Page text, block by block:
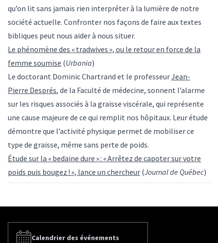
qu’on lit sans jamais rien interpréter à la lumière de notre
société actuelle. Confronter nos façons de faire aux textes
bibliques peut nous aider à nous situer.
Le phénomène des « tradwives », ou le retour en force de la
femme soumise (Urbania)
Le doctorant Dominic Chartrand et le professeurJean-
Pierre Després, de la Faculté de médecine, sonnent l’alarme
sur les risques associés à la graisse viscérale, qui représente
une cause majeure de ce qui remplit nos hôpitaux. Leur étude
démontre que l’activité physique permet de mobiliser ce
type de graisse, même sans perte de poids.
Étude sur la « bedaine dure » : « Arrêtez de capoter sur votre
poids puis bougez ! », lance un chercheur (Journal de Québec)
Calendrier des événements